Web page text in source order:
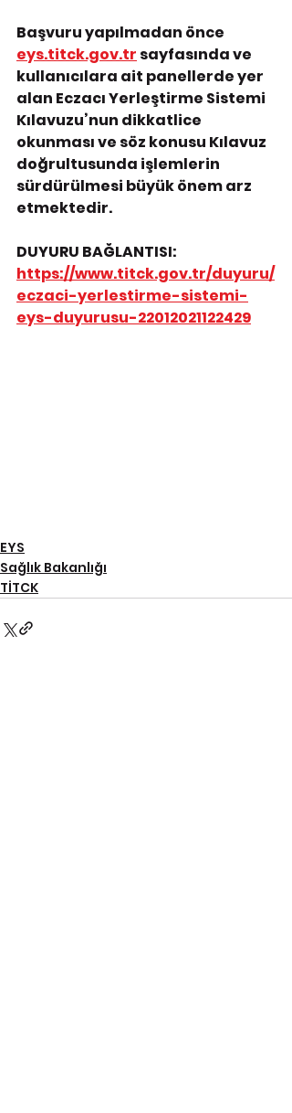
Başvuru yapılmadan önce
eys.titck.gov.tr sayfasında ve
kullanıcılara ait panellerde yer
alan Eczacı Yerleştirme Sistemi
Kılavuzu’nun dikkatlice
okunması ve söz konusu Kılavuz
doğrultusunda işlemlerin
sürdürülmesi büyük önem arz
etmektedir.
DUYURU BAĞLANTISI:
https://www.titck.gov.tr/duyuru/
eczaci-yerlestirme-sistemi-
eys-duyurusu-22012021122429
EYS
Sağlık Bakanlığı
TİTCK